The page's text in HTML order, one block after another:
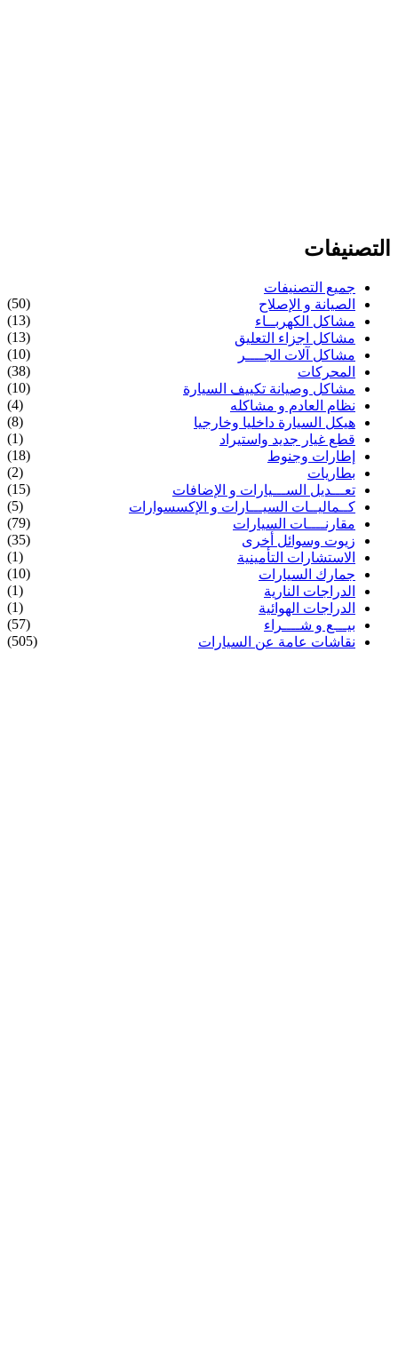
التصنيفات
جميع التصنيفات
الصيانة و الإصلاح
(50)
مشاكل الكهربــاء
(13)
مشاكل اجزاء التعليق
(13)
مشاكل آلات الجــــر
(10)
المحركات
(38)
مشاكل وصيانة تكييف السيارة
(10)
نظام العادم و مشاكله
(4)
هيكل السيارة داخليا وخارجيا
(8)
قطع غيار جديد واستيراد
(1)
إطارات وجنوط
(18)
بطاريات
(2)
تعـــديل الســـيارات و الإضافات
(15)
كــماليــات السيـــارات و الإكسسوارات
(5)
مقارنــــات السيارات
(79)
زيوت وسوائل أخرى
(35)
الاستشارات التأمينية
(1)
جمارك السيارات
(10)
الدراجات النارية
(1)
الدراجات الهوائية
(1)
بيـــع و شــــراء
(57)
نقاشات عامة عن السيارات
(505)